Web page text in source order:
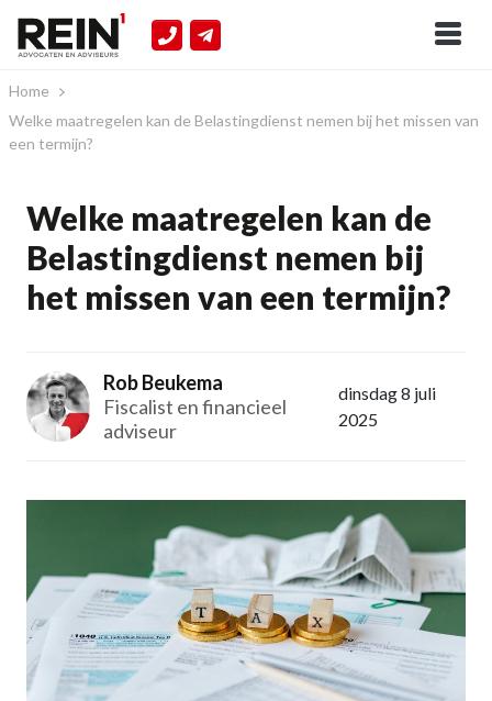
Home
Welke maatregelen kan de Belastingdienst nemen bij het missen van
een termijn?
Welke maatregelen kan de
Belastingdienst nemen bij
het missen van een termijn?
Rob Beukema
Fiscalist en financieel
adviseur
dinsdag 8 juli
2025